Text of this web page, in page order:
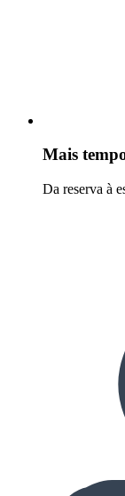
Mais
Da reserva à